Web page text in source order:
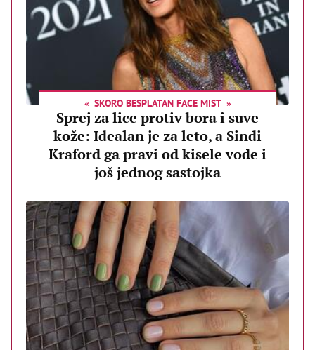
SKORO BESPLATAN FACE MIST
Sprej za lice protiv bora i suve
kože: Idealan je za leto, a Sindi
Kraford ga pravi od kisele vode i
još jednog sastojka